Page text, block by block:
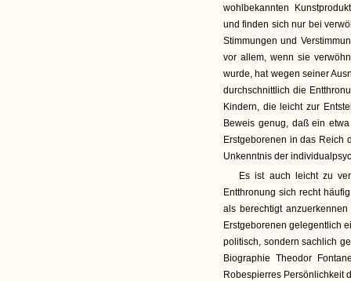
wohlbekannten
und finden sich nur bei
Stimmungen und
vor allem, wenn sie
wurde, hat wegen seiner
durchschnittlich die
Kindern, die leicht zur
Beweis genug, daß ein
Erstgeborenen in das Reich
Unkenntnis der
Es ist auch leicht zu
Entthronung sich recht
als berechtigt
Erstgeborenen gelegentlich
politisch, sondern sachlich
Biographie Theodor
Robespierres Persönlichkeit